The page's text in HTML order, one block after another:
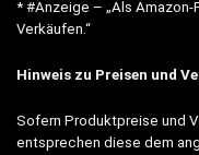
* #Anzeige – „Als
Verkäufen.“
Hinweis zu Preisen und
Sofern Produktpreise und
entsprechen diese dem